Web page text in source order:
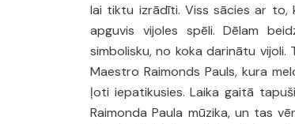
lai tiktu izrādīti. Viss sācies ar to,
apguvis vijoles spēli. Dēlam
simbolisku, no koka darinātu vijoli.
Maestro Raimonds Pauls, kura
ļoti iepatikusies. Laika gaitā
Raimonda Paula mūzika, un tas